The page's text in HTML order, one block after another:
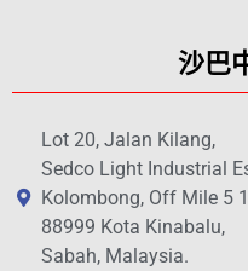
沙巴
Lot 20, Jalan Kilang,
Sedco Light Industrial
Kolombong, Off Mile 5
88999 Kota Kinabalu,
Sabah, Malaysia.